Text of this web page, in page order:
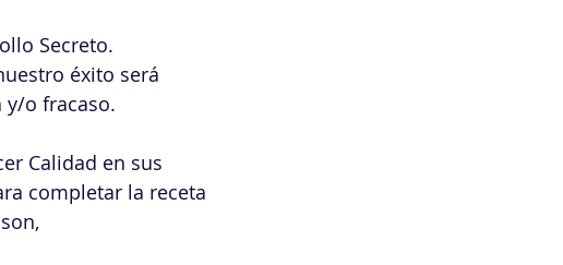
Secreto.
éxito será
y/o fracaso.
Calidad en sus
completar la receta